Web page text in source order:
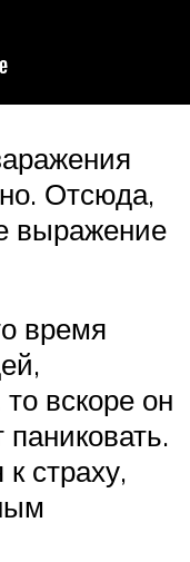
Отсюда,
выражение
время
вскоре он
страху,